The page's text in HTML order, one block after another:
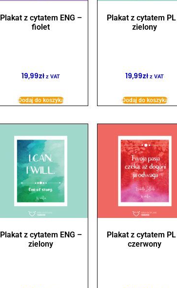
Plakat z cytatem ENG –
fiolet
19,99zł z VAT
Dodaj do koszyka
Plakat z cytatem
zielony
19,99zł z VAT
Dodaj do koszyka
Plakat z cytatem ENG –
zielony
Plakat z cytatem
czerwony